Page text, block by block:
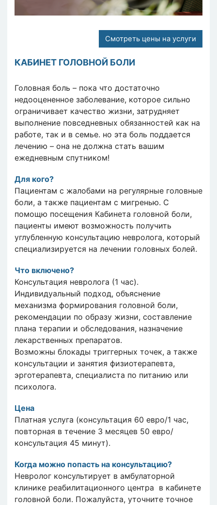
Смотреть цены на услуги
КАБИНЕТ ГОЛОВНОЙ БОЛИ
Головная боль – пока что достаточно
недооцененное заболевание, которое сильно
ограничивает качество жизни, затрудняет
выполнение повседневных обязанностей как на
работе, так и в семье. но эта боль поддается
лечению – она не должна стать вашим
ежедневным спутником!
Для кого?
Пациентам с жалобами на регулярные головные
боли, а также пациентам с мигренью. С
помощю посещения Кабинета головной боли,
пациенты имеют возможность получить
углубленную консультацию невролога, который
специализируется на лечении головных болей.
Что включено?
Консультация невролога (1 час).
Индивидуальный подход, объяснение
механизма формирования головной боли,
рекомендации по образу жизни, составление
плана терапии и обследования, назначение
лекарственных препаратов.
Возможны блокады триггерных точек, а также
консультации и занятия физиотерапевта,
эрготерапевта, специалиста по питанию или
психолога.
Цена
Платная услуга (консультация 60 евро/1 час,
повторная в течение 3 месяцев 50 евро/
консультация 45 минут).
Когда можно попасть на консультацию?
Невролог консультирует в амбулаторной
клинике реабилитационного центра в кабинете
головной боли. Пожалуйста, уточните точное